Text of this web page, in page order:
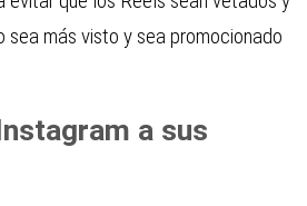
sea más visto y sea promocionado
a sus